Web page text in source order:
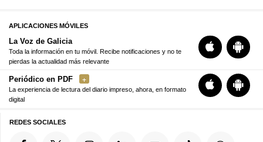
APLICACIONES MÓVILES
La Voz de Galicia
Toda la información en tu móvil. Recibe notificaciones y no te
pierdas la actualidad más relevante
Periódico en PDF
La experiencia de lectura del diario impreso, ahora, en formato
digital
REDES SOCIALES